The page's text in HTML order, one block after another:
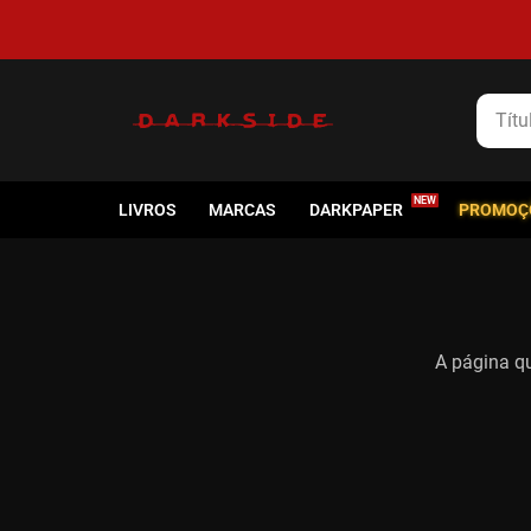
LIVROS MARCAS DARKPAPER
A página